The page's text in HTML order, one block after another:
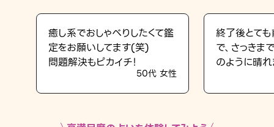
占い記事
LINE占いを開く
※LINEアプリ内のサービスページへ遷移します
癒し系でおしゃべりしたくて鑑
定をお願いしてます(笑)
問題解決もピカイチ！
50代 女性
終了後とて
で、さっき
のように晴れ